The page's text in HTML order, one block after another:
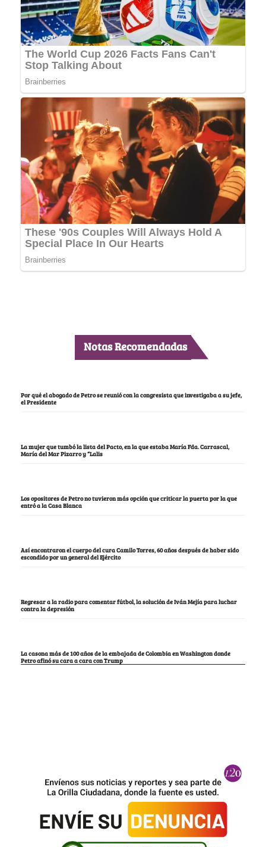
Notas Recomendadas
Por qué el abogado de Petro se reunió con la congresista que investigaba a su jefe,
el Presidente
La mujer que tumbó la lista del Pacto, en la que estaba María Fda. Carrascal,
María del Mar Pizarro y “Lalis
Los opositores de Petro no tuvieron más opción que criticar la puerta por la que
entró a la Casa Blanca
Así encontraron el cuerpo del cura Camilo Torres, 60 años después de haber sido
escondido por un general del Ejército
Regresar a la radio para comentar fútbol, la solución de Iván Mejía para luchar
contra la depresión
La casona más de 100 años de la embajada de Colombia en Washington donde
Petro afinó su cara a cara con Trump